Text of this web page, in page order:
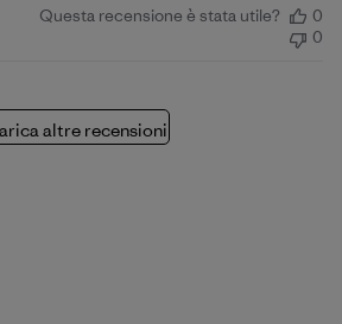
Questa recensione è stata utile?
0
0
altre recensioni